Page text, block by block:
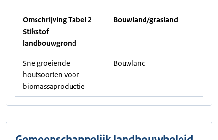
Omschrijving Tabel 2
Stikstof
landbouwgrond
Bouwland/grasland
Snelgroeiende
houtsoorten voor
biomassaproductie
Bouwland